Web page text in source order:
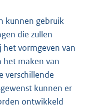
kunnen gebruik
die zullen
vormgeven van
het maken van
verschillende
kunnen er
ontwikkeld